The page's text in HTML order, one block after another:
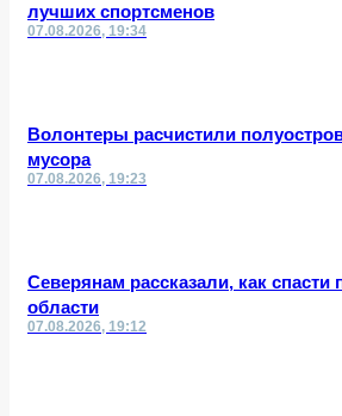
лучших спортсменов
07.08.2026, 19:34
Волонтеры расчистили
мусора
07.08.2026, 19:23
Северянам рассказали, как
области
07.08.2026, 19:12